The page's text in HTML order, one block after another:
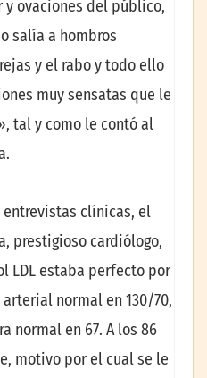
ovaciones del público,
salía a hombros
y el rabo y todo ello
muy sensatas que le
tal y como le contó al
entrevistas clínicas, el
prestigioso cardiólogo,
LDL estaba perfecto por
normal en 130/70,
normal en 67. A los 86
motivo por el cual se le